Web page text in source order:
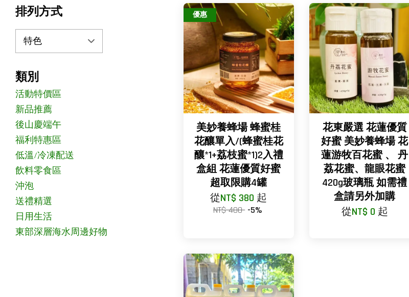
排列方式
類別
活動特價區
新品推薦
後山慶端午
福利特惠區
低溫/冷凍配送
飲料零食區
沖泡
送禮精選
日用生活
東部深層海水周邊好物
優惠
美妙養蜂場 蜂蜜桂
花釀單入/(蜂蜜桂花
釀*1+荔枝蜜*1)2入禮
盒組 花蓮優質好蜜
超取限購4罐
從NT$ 380起
NT$ 400 -5%
花東嚴選 花蓮優質
好蜜 美妙養蜂場 花
蓮游牧百花蜜 、 丹
荔花蜜、龍眼花蜜
420g玻璃瓶 如需禮
盒請另外加購
從NT$ 0 起